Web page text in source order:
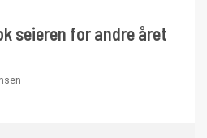
seieren for andre året